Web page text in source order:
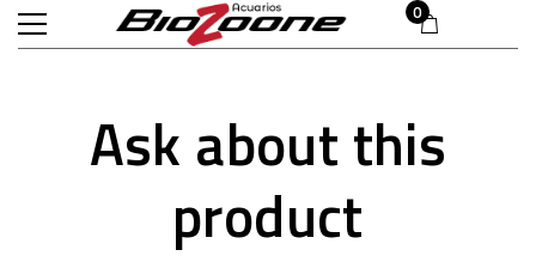
0
Ask about this
product